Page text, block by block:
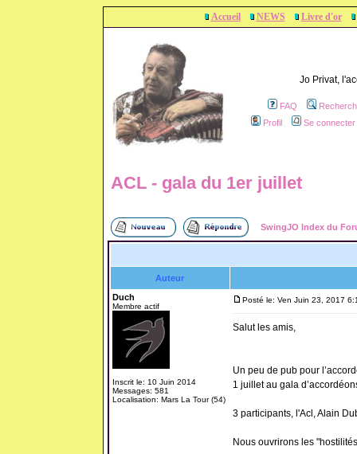
Accueil NEWS Livre d'or
Jo Privat,
FAQ
Profil
Se
ACL - gala du 1er juillet
SwingJO Index du
Auteur
Duch
Membre actif
Inscrit le: 10 Juin 2014
Messages: 581
Localisation: Mars La Tour (54)
Posté le: Ven Juin 23, 2017
Salut les amis,
Un peu de pub pour
1 juillet au gala
3 participants, l'Acl, Alain
Nous ouvrirons les